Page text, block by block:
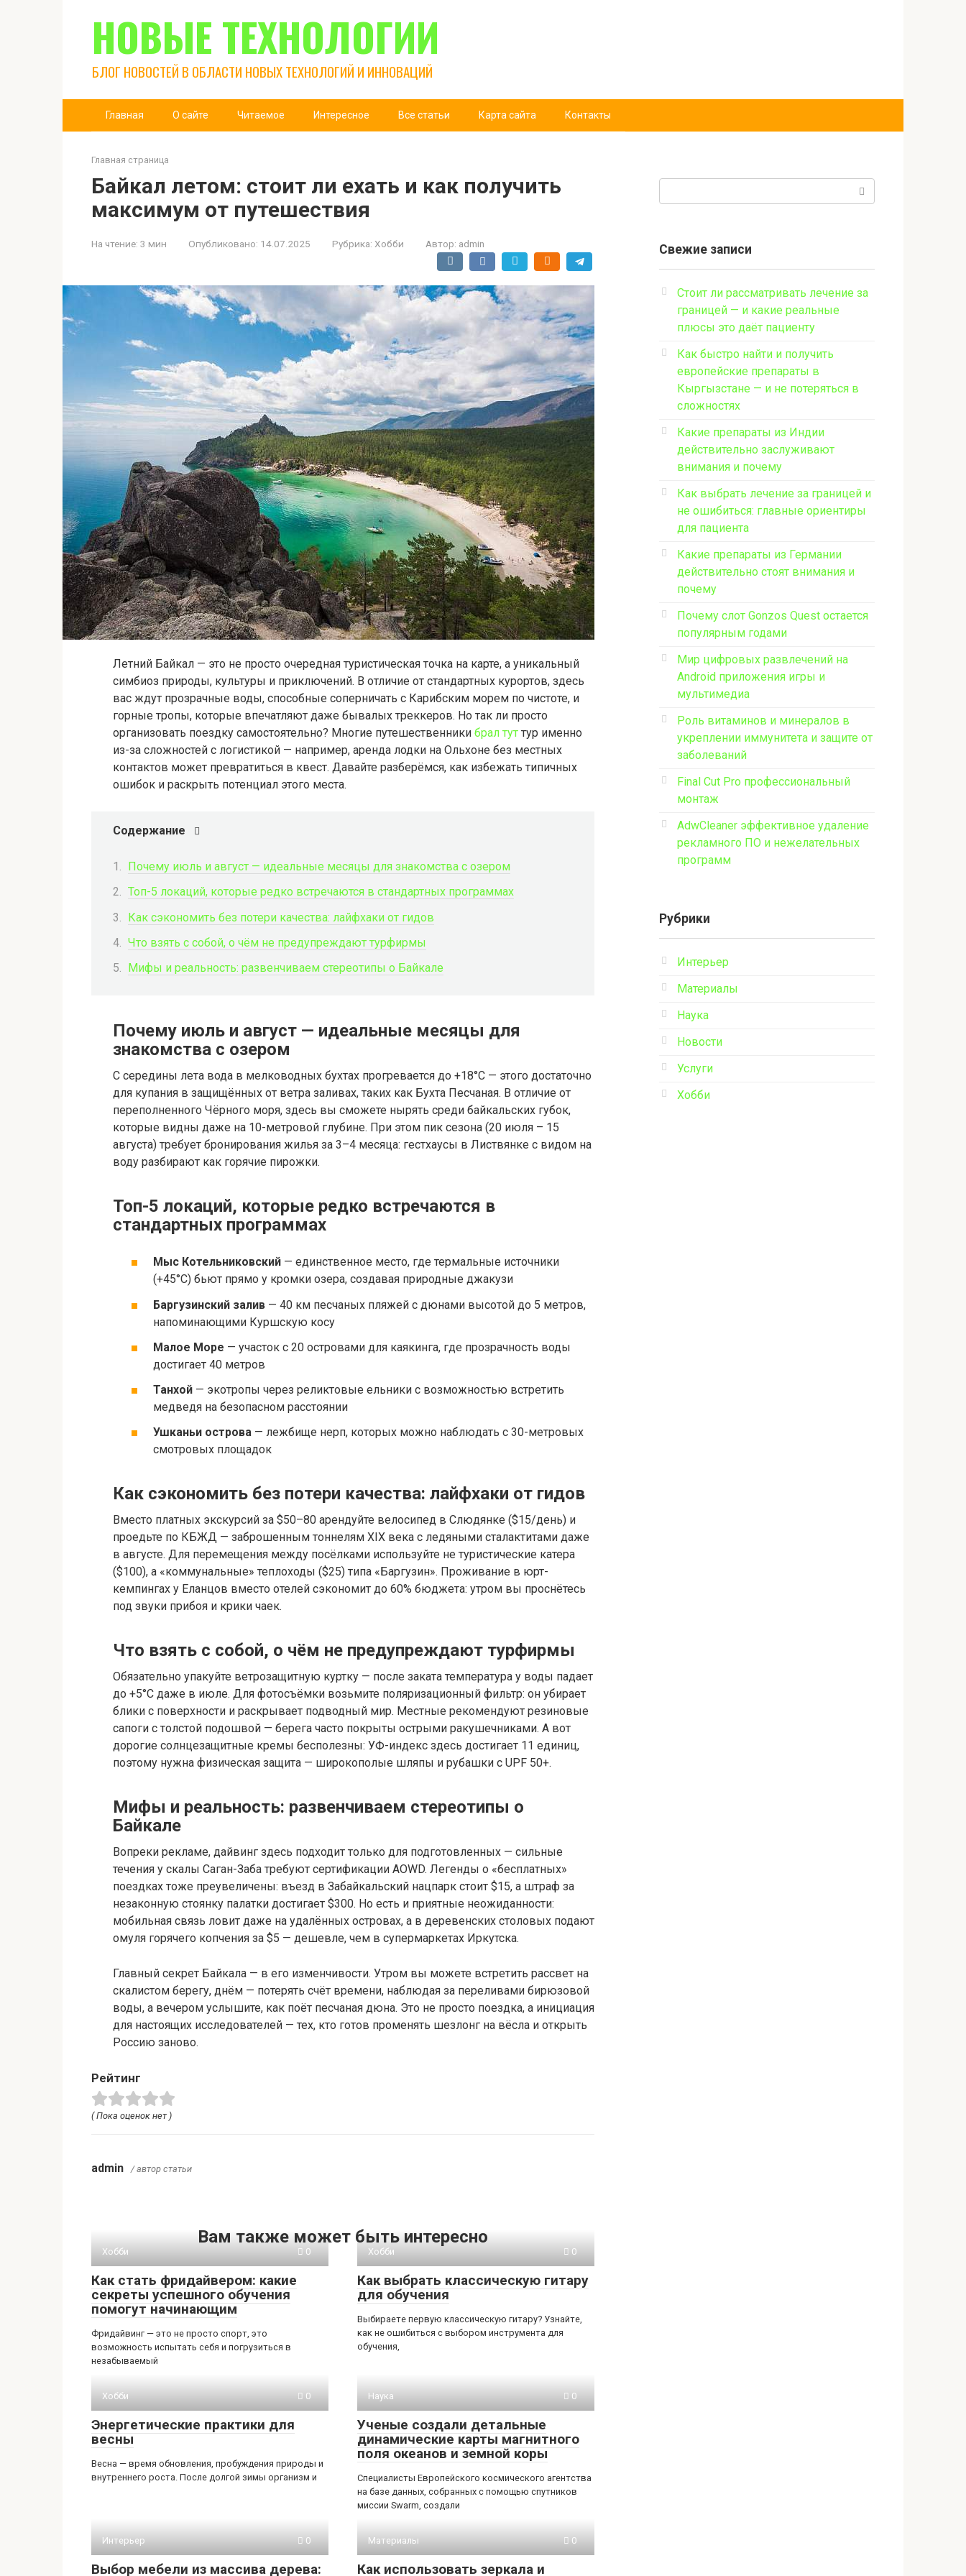
НОВЫЕ ТЕХНОЛОГИИ
БЛОГ НОВОСТЕЙ В ОБЛАСТИ НОВЫХ ТЕХНОЛОГИЙ И ИННОВАЦИЙ
Главная О сайте Читаемое Интересное Все статьи Карта сайта Контакты
Главная страница
Байкал летом: стоит ли ехать и как получить
максимум от путешествия
На чтение: 3 мин Опубликовано: 14.07.2025 Рубрика: Хобби Автор: admin
Летний Байкал — это не просто очередная туристическая точка на карте, а уникальный
симбиоз природы, культуры и приключений. В отличие от стандартных курортов, здесь
вас ждут прозрачные воды, способные соперничать с Карибским морем по чистоте, и
горные тропы, которые впечатляют даже бывалых треккеров. Но так ли просто
организовать поездку самостоятельно? Многие путешественники брал тут тур именно
из-за сложностей с логистикой — например, аренда лодки на Ольхоне без местных
контактов может превратиться в квест. Давайте разберёмся, как избежать типичных
ошибок и раскрыть потенциал этого места.
Содержание
Почему июль и август — идеальные месяцы для знакомства с озером
Топ-5 локаций, которые редко встречаются в стандартных программах
Как сэкономить без потери качества: лайфхаки от гидов
Что взять с собой, о чём не предупреждают турфирмы
Мифы и реальность: развенчиваем стереотипы о Байкале
Почему июль и август — идеальные месяцы для
знакомства с озером
С середины лета вода в мелководных бухтах прогревается до +18°C — этого достаточно
для купания в защищённых от ветра заливах, таких как Бухта Песчаная. В отличие от
переполненного Чёрного моря, здесь вы сможете нырять среди байкальских губок,
которые видны даже на 10-метровой глубине. При этом пик сезона (20 июля – 15
августа) требует бронирования жилья за 3–4 месяца: гестхаусы в Листвянке с видом на
воду разбирают как горячие пирожки.
Топ-5 локаций, которые редко встречаются в
стандартных программах
Мыс Котельниковский — единственное место, где термальные источники
(+45°C) бьют прямо у кромки озера, создавая природные джакузи
Баргузинский залив — 40 км песчаных пляжей с дюнами высотой до 5 метров,
напоминающими Куршскую косу
Малое Море — участок с 20 островами для каякинга, где прозрачность воды
достигает 40 метров
Танхой — экотропы через реликтовые ельники с возможностью встретить
медведя на безопасном расстоянии
Ушканьи острова — лежбище нерп, которых можно наблюдать с 30-метровых
смотровых площадок
Как сэкономить без потери качества: лайфхаки от гидов
Вместо платных экскурсий за $50–80 арендуйте велосипед в Слюдянке ($15/день) и
проедьте по КБЖД — заброшенным тоннелям XIX века с ледяными сталактитами даже
в августе. Для перемещения между посёлками используйте не туристические катера
($100), а «коммунальные» теплоходы ($25) типа «Баргузин». Проживание в юрт-
кемпингах у Еланцов вместо отелей сэкономит до 60% бюджета: утром вы проснётесь
под звуки прибоя и крики чаек.
Что взять с собой, о чём не предупреждают турфирмы
Обязательно упакуйте ветрозащитную куртку — после заката температура у воды падает
до +5°C даже в июле. Для фотосъёмки возьмите поляризационный фильтр: он убирает
блики с поверхности и раскрывает подводный мир. Местные рекомендуют резиновые
сапоги с толстой подошвой — берега часто покрыты острыми ракушечниками. А вот
дорогие солнцезащитные кремы бесполезны: УФ-индекс здесь достигает 11 единиц,
поэтому нужна физическая защита — широкополые шляпы и рубашки с UPF 50+.
Мифы и реальность: развенчиваем стереотипы о
Байкале
Вопреки рекламе, дайвинг здесь подходит только для подготовленных — сильные
течения у скалы Саган-Заба требуют сертификации AOWD. Легенды о «бесплатных»
поездках тоже преувеличены: въезд в Забайкальский нацпарк стоит $15, а штраф за
незаконную стоянку палатки достигает $300. Но есть и приятные неожиданности:
мобильная связь ловит даже на удалённых островах, а в деревенских столовых подают
омуля горячего копчения за $5 — дешевле, чем в супермаркетах Иркутска.
Главный секрет Байкала — в его изменчивости. Утром вы можете встретить рассвет на
скалистом берегу, днём — потерять счёт времени, наблюдая за переливами бирюзовой
воды, а вечером услышите, как поёт песчаная дюна. Это не просто поездка, а инициация
для настоящих исследователей — тех, кто готов променять шезлонг на вёсла и открыть
Россию заново.
Рейтинг
( Пока оценок нет )
admin / автор статьи
Вам также может быть интересно
Хобби 0
Как стать фридайвером: какие
секреты успешного обучения
помогут начинающим
Фридайвинг — это не просто спорт, это
возможность испытать себя и погрузиться в
незабываемый
Хобби 0
Как выбрать классическую гитару
для обучения
Выбираете первую классическую гитару? Узнайте,
как не ошибиться с выбором инструмента для
обучения,
Хобби 0
Энергетические практики для
весны
Весна — время обновления, пробуждения природы и
внутреннего роста. После долгой зимы организм и
Наука 0
Ученые создали детальные
динамические карты магнитного
поля океанов и земной коры
Специалисты Европейского космического агентства
на базе данных, собранных с помощью спутников
миссии Swarm, создали
Интерьер 0
Выбор мебели из массива дерева:
Материалы 0
Как использовать зеркала и
Свежие записи
Стоит ли рассматривать лечение за
границей — и какие реальные
плюсы это даёт пациенту
Как быстро найти и получить
европейские препараты в
Кыргызстане — и не потеряться в
сложностях
Какие препараты из Индии
действительно заслуживают
внимания и почему
Как выбрать лечение за границей и
не ошибиться: главные ориентиры
для пациента
Какие препараты из Германии
действительно стоят внимания и
почему
Почему слот Gonzos Quest остается
популярным годами
Мир цифровых развлечений на
Android приложения игры и
мультимедиа
Роль витаминов и минералов в
укреплении иммунитета и защите от
заболеваний
Final Cut Pro профессиональный
монтаж
AdwCleaner эффективное удаление
рекламного ПО и нежелательных
программ
Рубрики
Интерьер
Материалы
Наука
Новости
Услуги
Хобби